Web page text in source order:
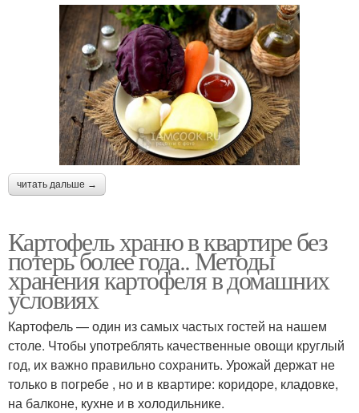
читать дальше →
Картофель храню в квартире без
потерь более года.. Методы
хранения картофеля в домашних
условиях
Картофель — один из самых частых гостей на нашем
столе. Чтобы употреблять качественные овощи круглый
год, их важно правильно сохранить. Урожай держат не
только в погребе , но и в квартире: коридоре, кладовке,
на балконе, кухне и в холодильнике.